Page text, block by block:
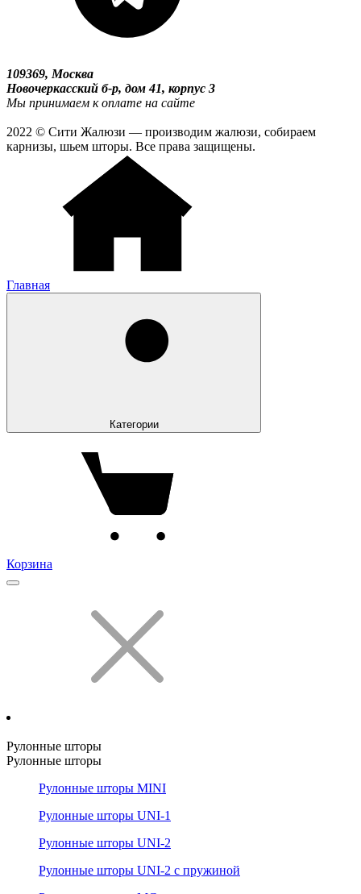
109369, Москва
Новочеркасский б-р, дом 41, корпус 3
Мы принимаем к оплате на сайте
2022 © Сити Жалюзи — производим жалюзи, собираем
карнизы, шьем шторы. Все права защищены.
Главная
Категории
Корзина
Рулонные шторы
Рулонные шторы
Рулонные шторы MINI
Рулонные шторы UNI-1
Рулонные шторы UNI-2
Рулонные шторы UNI-2 с пружиной